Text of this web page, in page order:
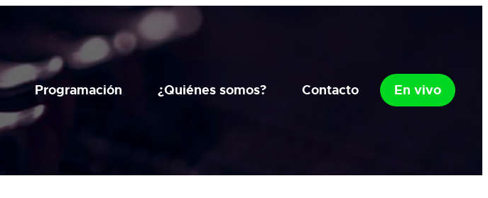
Programación ¿Quiénes somos? Contacto En vivo